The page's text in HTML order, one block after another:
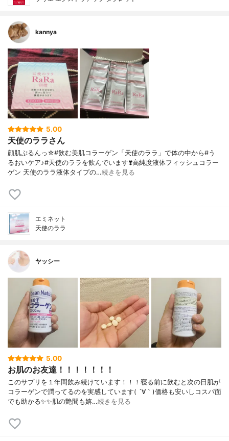
kannya
5.00
天使のララさん
顔肌ぷるんっ☆#飲む美肌コラーゲン「天使のララ」で体の中から#う
るおいケア♪#天使のララを飲んでいます❣️高純度液体フィッシュコラー
ゲン 天使のララ液体タイプの…続きを見る
エミネット
天使のララ
ヤッシー
5.00
お肌のお友達！！！！！！！
このサプリを１年間飲み続けています！！！寝る前に飲むと次の日肌が
コラーゲンで潤ってるのを実感しています( ´∀｀)価格も安いしコスパ面
でも助かる✨✨肌の艶間も嬉…続きを見る